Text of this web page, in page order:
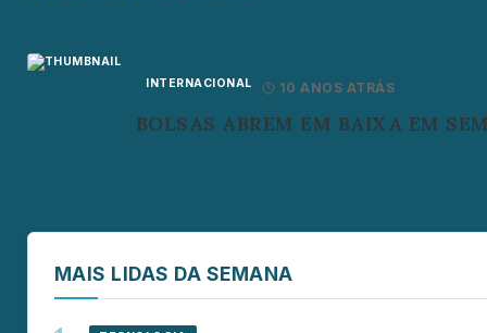
INTERNACIONAL 10 ANOS ATRÁS
BOLSAS ABREM EM BAIXA EM
MAIS LIDAS DA SEMANA